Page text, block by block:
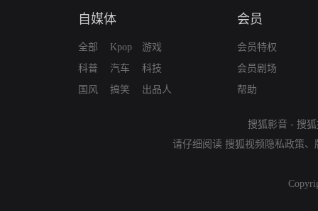
自媒体
全部
科普
国风
Kpop
汽车
搞笑
游戏
科技
出品人
会员
会员特权
会员剧场
帮助
搜狐影音 - 搜
请仔细阅读 搜狐视频隐私政策、